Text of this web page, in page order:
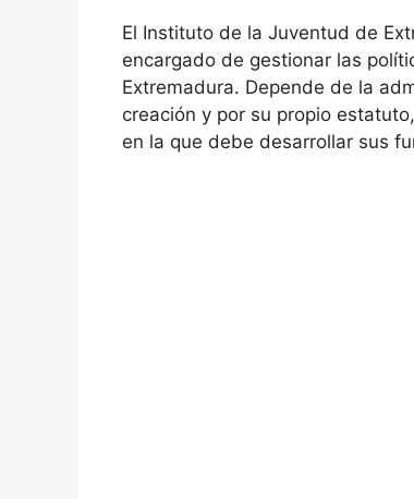
El Instituto de la Juventud de
encargado de gestionar las
Extremadura. Depende de la
creación y por su propio
en la que debe desarrollar sus